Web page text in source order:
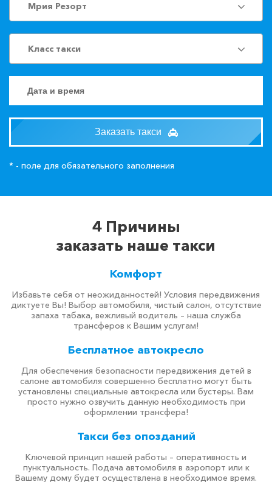
Мрия Резорт
Класс такси
Заказать такси
* - поле для обязательного заполнения
4 Причины
заказать наше такси
Комфорт
Избавьте себя от неожиданностей! Условия передвижения
диктуете Вы! Выбор автомобиля, чистый салон, отсутствие
запаха табака, вежливый водитель – наша служба
трансферов к Вашим услугам!
Бесплатное автокресло
Для обеспечения безопасности передвижения детей в
салоне автомобиля совершенно бесплатно могут быть
установлены специальные автокресла или бустеры. Вам
просто нужно озвучить данную необходимость при
оформлении трансфера!
Такси без опозданий
Ключевой принцип нашей работы – оперативность и
пунктуальность. Подача автомобиля в аэропорт или к
Вашему дому будет осуществлена в необходимое время.